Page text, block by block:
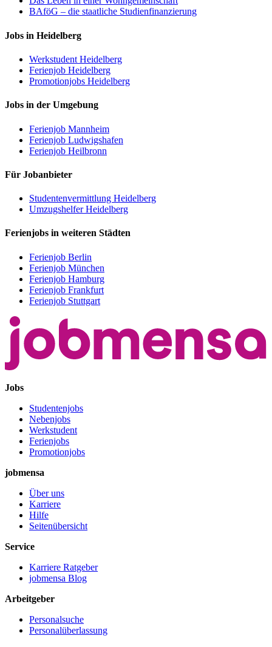
BAföG – die staatliche Studienfinanzierung
Jobs in Heidelberg
Werkstudent Heidelberg
Ferienjob Heidelberg
Promotionjobs Heidelberg
Jobs in der Umgebung
Ferienjob Mannheim
Ferienjob Ludwigshafen
Ferienjob Heilbronn
Für Jobanbieter
Studentenvermittlung Heidelberg
Umzugshelfer Heidelberg
Ferienjobs in weiteren Städten
Ferienjob Berlin
Ferienjob München
Ferienjob Hamburg
Ferienjob Frankfurt
Ferienjob Stuttgart
Jobs
Studentenjobs
Nebenjobs
Werkstudent
Ferienjobs
Promotionjobs
jobmensa
Über uns
Karriere
Hilfe
Seitenübersicht
Service
Karriere Ratgeber
jobmensa Blog
Arbeitgeber
Personalsuche
Personalüberlassung